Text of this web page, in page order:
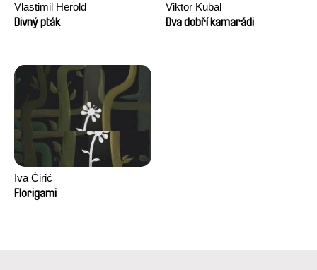
Vlastimil Herold
Divný pták
Viktor Kubal
Dva dobří kamarádi
Iva Ćirić
Florigami